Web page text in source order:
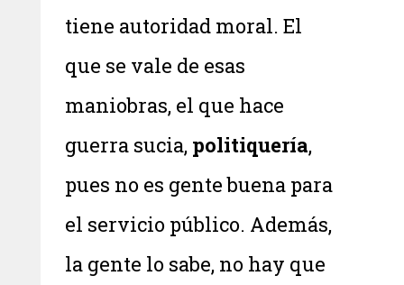
tiene autoridad moral. El
que se vale de esas
maniobras, el que hace
guerra sucia, politiquería,
pues no es gente buena para
el servicio público. Además,
la gente lo sabe, no hay que